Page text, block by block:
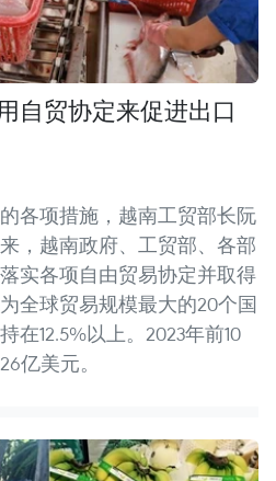
自贸协定来促进出口
各项措施，越南工贸部长阮
，越南政府、工贸部、各部
实各项自由贸易协定并取得
全球贸易规模最大的20个国
在12.5%以上。2023年前10
亿美元。